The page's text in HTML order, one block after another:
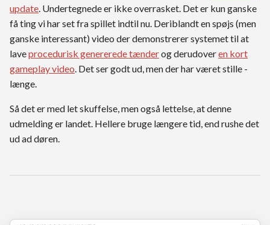
update. Undertegnede er ikke overrasket. Det er kun ganske
få ting vi har set fra spillet indtil nu. Deriblandt en spøjs (men
ganske interessant) video der demonstrerer systemet til at
laveprocedurisk genererede tænderog derudoveren kort
gameplay video. Det ser godt ud, men der har været stille -
længe.
Så det er med let skuffelse, men også lettelse, at denne
udmelding er landet. Hellere bruge længere tid, end rushe det
ud ad døren.